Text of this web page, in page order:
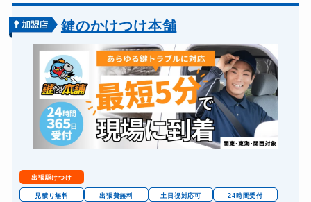
バイクカギ開け
バイクカギ作成 16,500円～(税込)
金庫カギ開け 14,300円～(税込)
鍵のかけつけ本舗
出張駆けつけ
見積り無料 出張費無料 土日祝対応可
24時間受付